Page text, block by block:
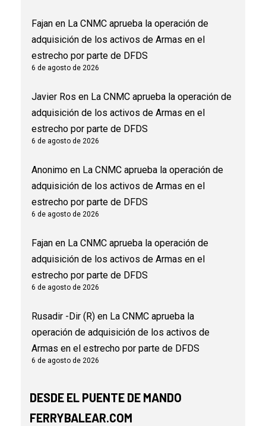
Fajan en La CNMC aprueba la operación de
adquisición de los activos de Armas en el
estrecho por parte de DFDS
6 de agosto de 2026
Javier Ros en La CNMC aprueba la operación de
adquisición de los activos de Armas en el
estrecho por parte de DFDS
6 de agosto de 2026
Anonimo en La CNMC aprueba la operación de
adquisición de los activos de Armas en el
estrecho por parte de DFDS
6 de agosto de 2026
Fajan en La CNMC aprueba la operación de
adquisición de los activos de Armas en el
estrecho por parte de DFDS
6 de agosto de 2026
Rusadir -Dir (R) en La CNMC aprueba la
operación de adquisición de los activos de
Armas en el estrecho por parte de DFDS
6 de agosto de 2026
DESDE EL PUENTE DE MANDO
FERRYBALEAR.COM